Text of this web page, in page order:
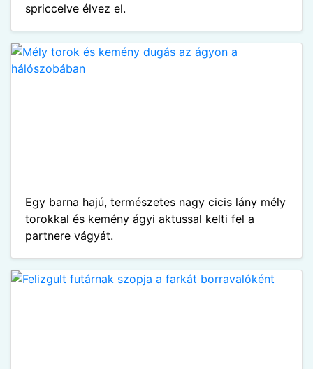
spriccelve élvez el.
Egy barna hajú, természetes nagy cicis lány mély
torokkal és kemény ágyi aktussal kelti fel a
partnere vágyát.